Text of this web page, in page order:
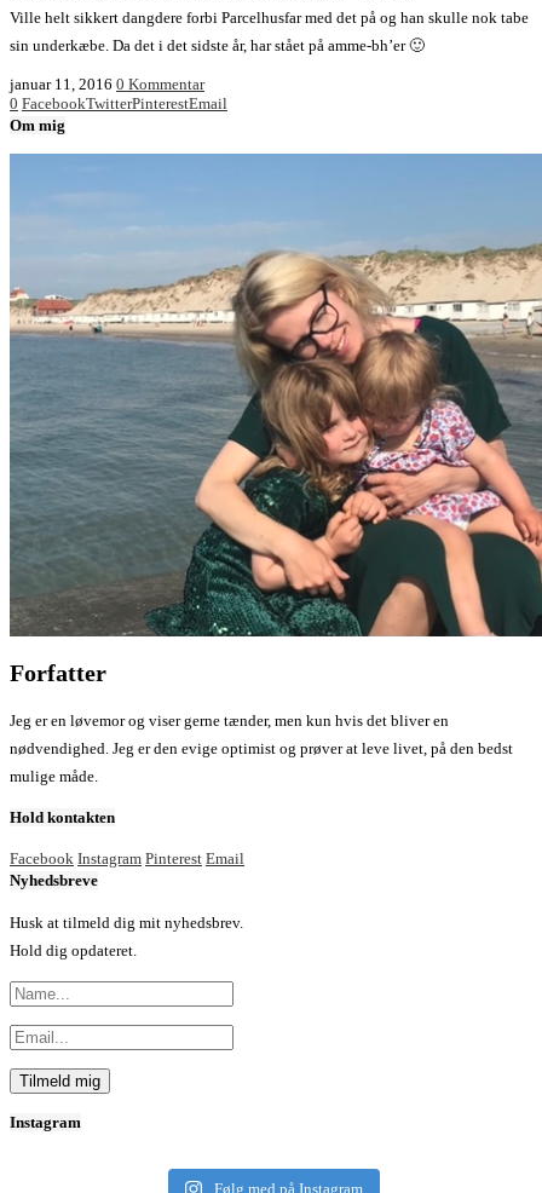
Ville helt sikkert dangdere forbi Parcelhusfar med det på og han skulle nok tabe
sin underkæbe. Da det i det sidste år, har stået på amme-bh’er 🙂
januar 11, 2016 0 Kommentar
0 FacebookTwitterPinterestEmail
Om mig
Forfatter
Jeg er en løvemor og viser gerne tænder, men kun hvis det bliver en
nødvendighed. Jeg er den evige optimist og prøver at leve livet, på den bedst
mulige måde.
Hold kontakten
Facebook Instagram Pinterest Email
Nyhedsbreve
Husk at tilmeld dig mit nyhedsbrev.
Hold dig opdateret.
Instagram
Følg med på Instagram